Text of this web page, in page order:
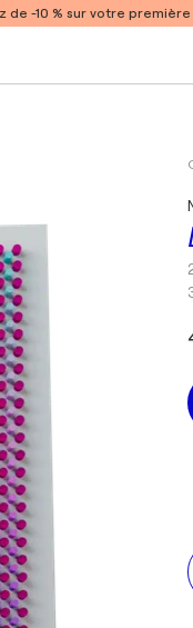
-10 % sur votre première